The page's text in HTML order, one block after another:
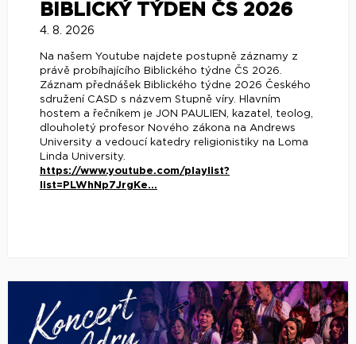
BIBLICKÝ TÝDEN ČS 2026
4. 8. 2026
Na našem Youtube najdete postupně záznamy z
právě probíhajícího Biblického týdne ČS 2026.
Záznam přednášek Biblického týdne 2026 Českého
sdružení CASD s názvem Stupně víry. Hlavním
hostem a řečníkem je JON PAULIEN, kazatel, teolog,
dlouholetý profesor Nového zákona na Andrews
University a vedoucí katedry religionistiky na Loma
Linda University.
https://www.youtube.com/playlist?
list=PLWhNp7JrgKe...